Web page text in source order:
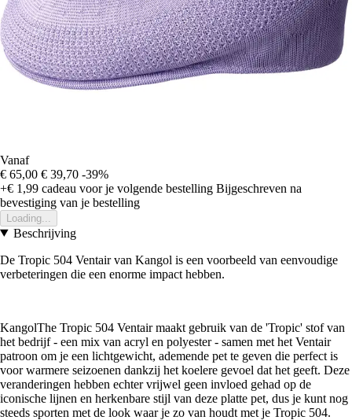
Vanaf
€ 65,00 € 39,70 -39%
+€ 1,99 cadeau voor je volgende bestelling Bijgeschreven na
bevestiging van je bestelling
Loading...
Beschrijving
De Tropic 504 Ventair van Kangol is een voorbeeld van eenvoudige
verbeteringen die een enorme impact hebben.
KangolThe Tropic 504 Ventair maakt gebruik van de 'Tropic' stof van
het bedrijf - een mix van acryl en polyester - samen met het Ventair
patroon om je een lichtgewicht, ademende pet te geven die perfect is
voor warmere seizoenen dankzij het koelere gevoel dat het geeft. Deze
veranderingen hebben echter vrijwel geen invloed gehad op de
iconische lijnen en herkenbare stijl van deze platte pet, dus je kunt nog
steeds sporten met de look waar je zo van houdt met je Tropic 504.